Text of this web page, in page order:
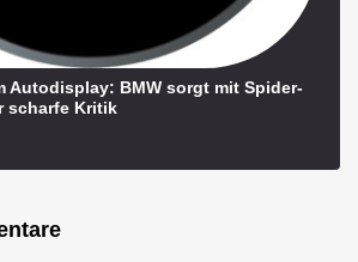
Autodisplay: BMW sorgt mit Spider-
scharfe Kritik